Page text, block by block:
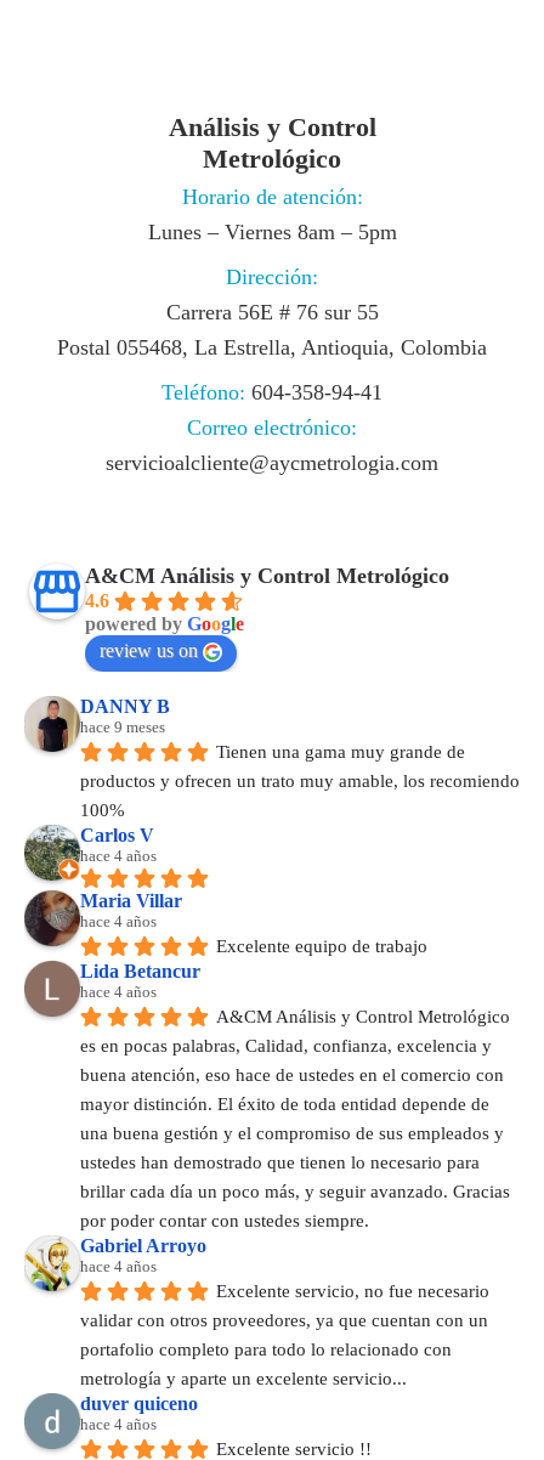
Análisis y Control
Metrológico
Horario de atención:
Lunes – Viernes 8am – 5pm
Dirección:
Carrera 56E # 76 sur 55
Postal 055468, La Estrella, Antioquia, Colombia
Teléfono: 604-358-94-41
Correo electrónico:
servicioalcliente@aycmetrologia.com
A&CM Análisis y Control Metrológico
4.6
powered by Google
review us on
DANNY B
hace 9 meses
Tienen una gama muy grande de
productos y ofrecen un trato muy amable, los recomiendo
100%
Carlos V
hace 4 años
Maria Villar
hace 4 años
Excelente equipo de trabajo
Lida Betancur
hace 4 años
A&CM Análisis y Control Metrológico
es en pocas palabras, Calidad, confianza, excelencia y
buena atención, eso hace de ustedes en el comercio con
mayor distinción. El éxito de toda entidad depende de
una buena gestión y el compromiso de sus empleados y
ustedes han demostrado que tienen lo necesario para
brillar cada día un poco más, y seguir avanzado. Gracias
por poder contar con ustedes siempre.
Gabriel Arroyo
hace 4 años
Excelente servicio, no fue necesario
validar con otros proveedores, ya que cuentan con un
portafolio completo para todo lo relacionado con
metrología y aparte un excelente servicio...
duver quiceno
hace 4 años
Excelente servicio !!